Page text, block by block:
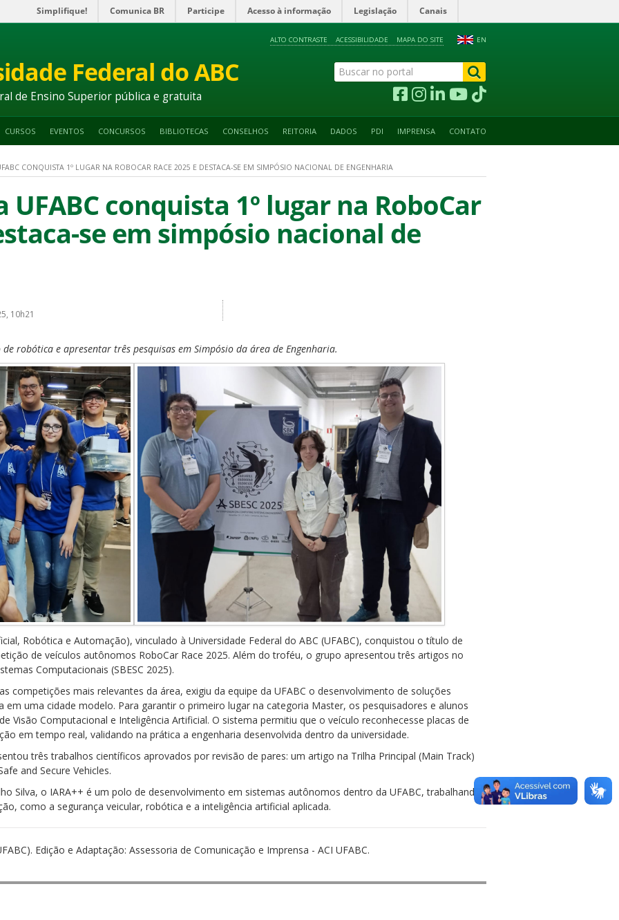
Simplifique! Comunica BR Participe Acesso à informação Legislação Canais
EN
ALTO CONTRASTE ACESSIBILIDADE MAPA DO SITE
Federal do ABC
de Ensino Superior pública e gratuita
CURSOS EVENTOS CONCURSOS BIBLIOTECAS CONSELHOS REITORIA DADOS PDI IMPRENSA CONTATO
CONQUISTA 1º LUGAR NA ROBOCAR RACE 2025 E DESTACA-SE EM SIMPÓSIO NACIONAL DE ENGENHARIA
conquista 1º lugar na RoboCar
se em simpósio nacional de
10h21
robótica e apresentar três pesquisas em Simpósio da área de Engenharia.
Robótica e Automação), vinculado à Universidade Federal do ABC (UFABC), conquistou o título de
de veículos autônomos RoboCar Race 2025. Além do troféu, o grupo apresentou três artigos no
Computacionais (SBESC 2025).
competições mais relevantes da área, exigiu da equipe da UFABC o desenvolvimento de soluções
uma cidade modelo. Para garantir o primeiro lugar na categoria Master, os pesquisadores e alunos
Visão Computacional e Inteligência Artificial. O sistema permitiu que o veículo reconhecesse placas de
em tempo real, validando na prática a engenharia desenvolvida dentro da universidade.
três trabalhos científicos aprovados por revisão de pares: um artigo na Trilha Principal (Main Track)
and Secure Vehicles.
Silva, o IARA++ é um polo de desenvolvimento em sistemas autônomos dentro da UFABC, trabalhando
como a segurança veicular, robótica e a inteligência artificial aplicada.
Edição e Adaptação: Assessoria de Comunicação e Imprensa - ACI UFABC.